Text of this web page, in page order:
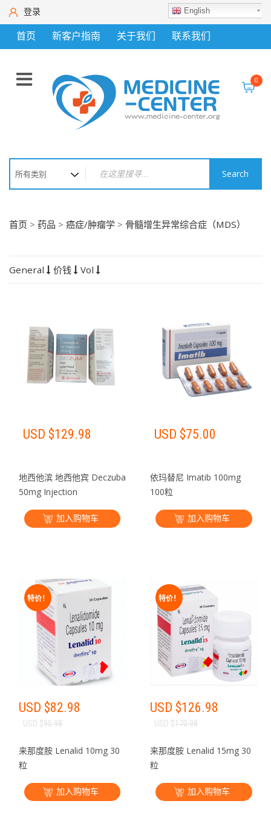
登录 English
首页 新客户指南 关于我们 联系我们
0
Search
首页 > 药品 > 癌症/肿瘤学 > 骨髓增生异常综合症（MDS）
General 价钱 Vol
USD $129.98
地西他滨 地西他宾 Deczuba
50mg Injection
加入购物车
USD $75.00
依玛替尼 Imatib 100mg
100粒
加入购物车
特价！
USD $82.98
USD $95.98
来那度胺 Lenalid 10mg 30
粒
加入购物车
特价！
USD $126.98
USD $170.98
来那度胺 Lenalid 15mg 30
粒
加入购物车